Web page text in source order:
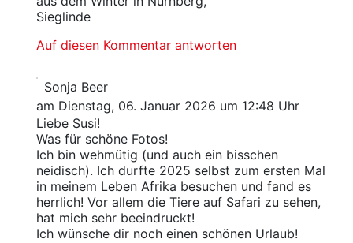
Sieglinde
Auf diesen Kommentar antworten
Sonja Beer
am Dienstag, 06. Januar 2026 um 12:48 Uhr
Liebe Susi!
Was für schöne Fotos!
Ich bin wehmütig (und auch ein bisschen
neidisch). Ich durfte 2025 selbst zum ersten Mal
in meinem Leben Afrika besuchen und fand es
herrlich! Vor allem die Tiere auf Safari zu sehen,
hat mich sehr beeindruckt!
Ich wünsche dir noch einen schönen Urlaub!